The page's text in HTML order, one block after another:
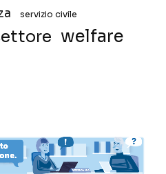
servizio civile
welfare